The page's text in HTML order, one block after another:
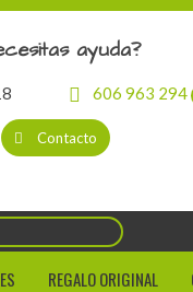
ayuda?
606 963 294
Contacto
REGALO ORIGINAL